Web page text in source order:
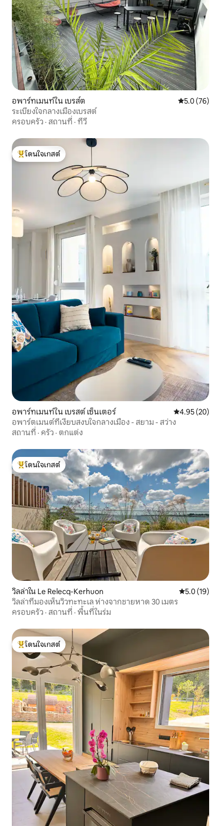
อพาร์ทเมนท์ใน เบรส์ต คะแนนเฉลี่ย
5.0 (76)
ระเบียงใจกลางเมืองเบรสต์
ครอบครัว · สถานที่ · ทีวี
โดนใจเกสต์ที่สุด
โดนใจเกสต์
อพาร์ทเมนท์ใน เบรสต์ เซ็นเตอร์ คะแนนเฉลี่ย
4.95 (20)
อพาร์ตเมนต์ที่เงียบสงบใจกลางเมือง - สยาม - สว่าง
สถานที่ · ครัว · ตกแต่ง
โดนใจเกสต์ที่สุด
โดนใจเกสต์
วิลล่าใน Le Relecq-Kerhuon คะแนนเฉลี่ย
5.0 (19)
วิลล่าที่มองเห็นวิวทะทะเล ห่างจากชายหาด 30 เมตร
ครอบครัว · สถานที่ · พื้นที่ในร่ม
โดนใจเกสต์ที่สุด
โดนใจเกสต์